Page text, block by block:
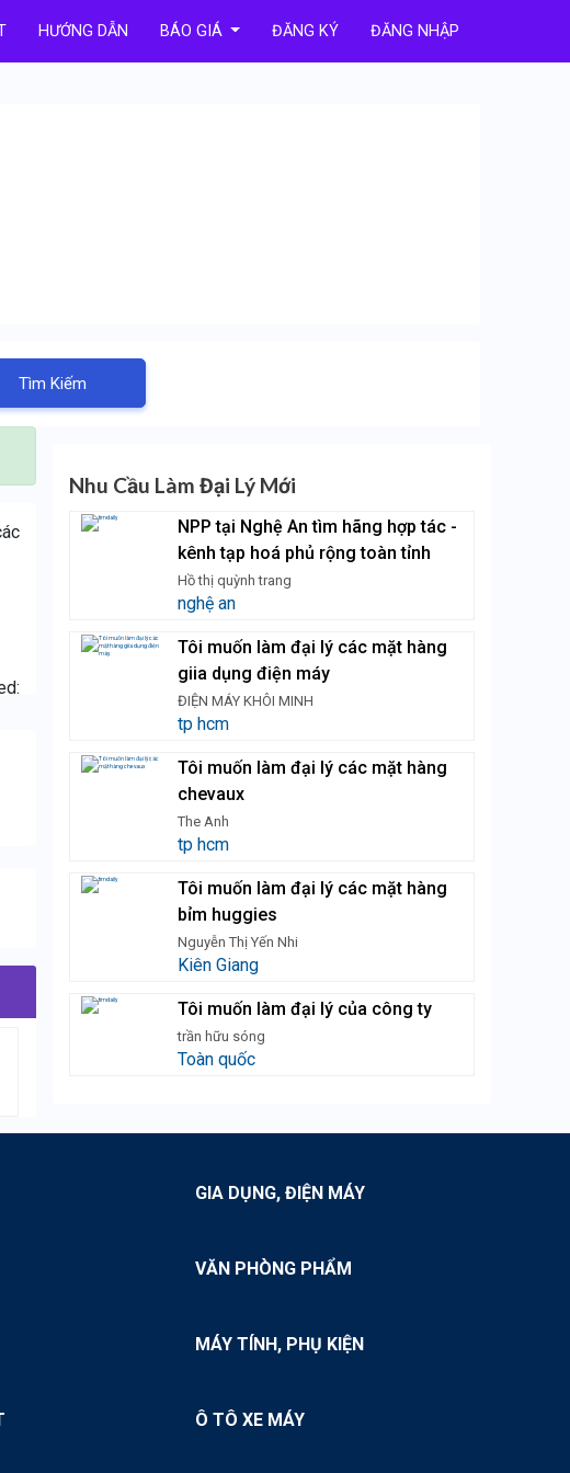
HƯỚNG DẪN BÁO GIÁ ĐĂNG KÝ ĐĂNG NHẬP
Tìm Kiếm
Nhu Cầu Làm Đại Lý Mới
NPP tại Nghệ An tìm hãng hợp tác -
kênh tạp hoá phủ rộng toàn tỉnh
Hồ thị quỳnh trang
nghệ an
Tôi muốn làm đại lý các mặt hàng
giia dụng điện máy
ĐIỆN MÁY KHÔI MINH
tp hcm
Tôi muốn làm đại lý các mặt hàng
chevaux
The Anh
tp hcm
Tôi muốn làm đại lý các mặt hàng
bỉm huggies
Nguyễn Thị Yến Nhi
Kiên Giang
Tôi muốn làm đại lý của công ty
trần hữu sóng
Toàn quốc
GIA DỤNG, ĐIỆN MÁY
VĂN PHÒNG PHẨM
MÁY TÍNH, PHỤ KIỆN
Ô TÔ XE MÁY